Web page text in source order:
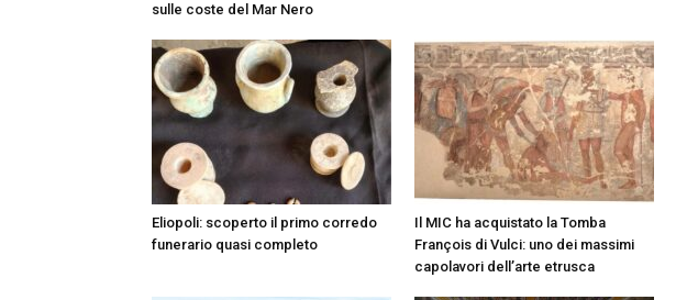
sulle coste del Mar Nero
Eliopoli: scoperto il primo corredo
funerario quasi completo
Il MIC ha acquistato la Tomba
François di Vulci: uno dei massimi
capolavori dell’arte etrusca